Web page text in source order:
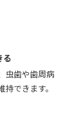
る
虫歯や歯周病
できます。